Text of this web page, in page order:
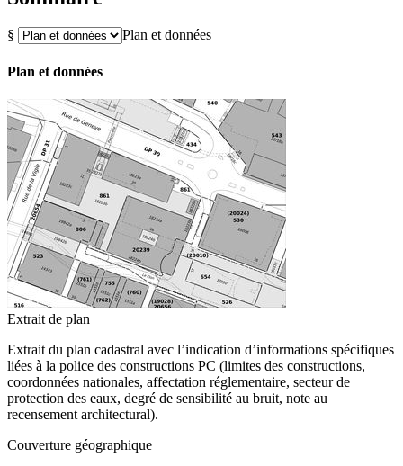
§ Plan et données
Plan et données
Extrait de plan
Extrait du plan cadastral avec l’indication d’informations spécifiques
liées à la police des constructions PC (limites des constructions,
coordonnées nationales, affectation réglementaire, secteur de
protection des eaux, degré de sensibilité au bruit, note au
recensement architectural).
Couverture géographique